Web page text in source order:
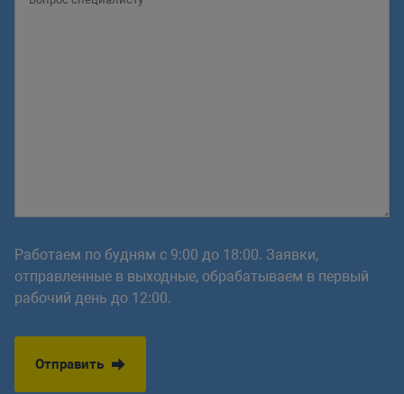
Работаем по будням с 9:00 до 18:00. Заявки,
отправленные в выходные, обрабатываем в первый
рабочий день до 12:00.
Отправить